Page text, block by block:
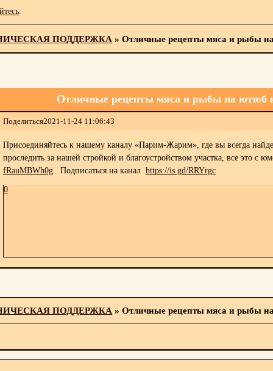
.
ПОДДЕРЖКА »Отличные рецепты мяса и рыбы
Отличные рецепты мяса и рыбы на ютюб
Поделиться2021-11-24 11:06:43
Присоединяйтесь к нашему каналу «Парим-Жарим», где вы всегда
проследить за нашей стройкой и благоустройством участка, все это с
fRauMBWh0gПодписаться на канал https://is.gd/RRYrgc
0
ПОДДЕРЖКА »Отличные рецепты мяса и рыбы